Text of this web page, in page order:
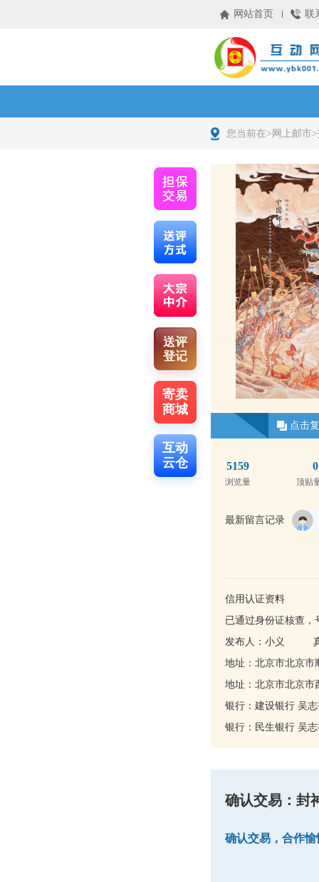
网站首页 联
送评
登记
寄卖
商城
互动
云仓
您当前在> 网上邮市>
点击
5159
浏览量
0
顶贴
最新留言记录
信用认证资料
已通过身份证核查，
发布人：小义
地址：北京市北京市
地址：北京市北京市
银行：建设银行 吴
银行：民生银行 吴
确认交易：封
确认交易，合作愉